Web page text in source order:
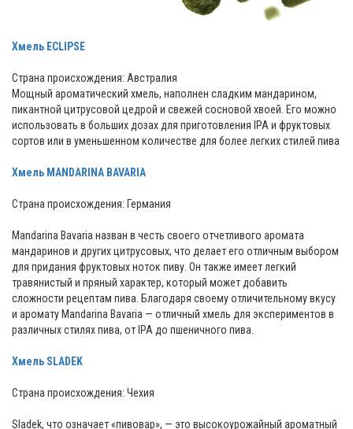
Хмель ECLIPSE
Страна происхождения: Австралия
Мощный ароматический хмель, наполнен сладким мандарином,
пикантной цитрусовой цедрой и свежей сосновой хвоей. Его можно
использовать в больших дозах для приготовления IPA и фруктовых
сортов или в уменьшенном количестве для более легких стилей пива
Хмель MANDARINA BAVARIA
Страна происхождения: Германия
Mandarina Bavaria назван в честь своего отчетливого аромата
мандаринов и других цитрусовых, что делает его отличным выбором
для придания фруктовых ноток пиву. Он также имеет легкий
травянистый и пряный характер, который может добавить
сложности рецептам пива. Благодаря своему отличительному вкусу
и аромату Mandarina Bavaria — отличный хмель для экспериментов в
различных стилях пива, от IPA до пшеничного пива.
Хмель SLADEK
Страна происхождения: Чехия
Sladek, что означает «пивовар», — это высокоурожайный ароматный